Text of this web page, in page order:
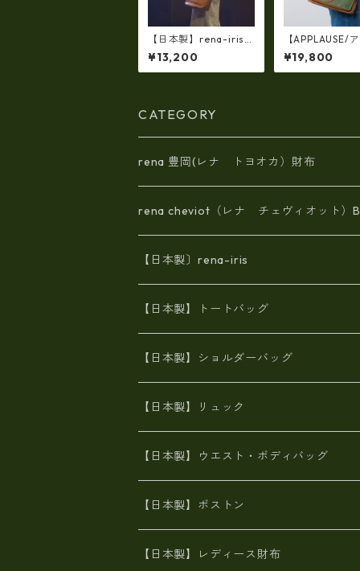
【日本製】rena-iris
手提げトート柔らかい
素上げ姫路レザー・ソ
フトオイルレザー ハ
¥13,200
【APPLAUSE/
ーズ】レザー
リーフショルダ
本製）ap-5010
¥19,800
CATEGORY
rena 豊岡(レナ トヨオカ）財布
rena cheviot（レナ チェヴィオット）
【日本製〕rena-iris
エナメル（パテント）レザー
牛革製品トート・ショルダー
牛革製品リュック
【日本製】トートバッグ
火山灰染めバッグ
8号帆布
豊岡製
ヌメ革バッグ
Ａ3サイズ
オイルレザー
エナメル
がま口
リネン
【日本製】ショルダーバッグ
漂流ロープバッグ
6号蝋引き帆布
火山灰染めバッグ
8号帆布
財布ポシェット
牛革
オイルレザー
【日本製】リュック
帆布
豊岡
豊岡製
牛革
日本製
【日本製】ウエスト・ボディバッグ
帆布
【日本製】ボストン
【日本製】レディース財布